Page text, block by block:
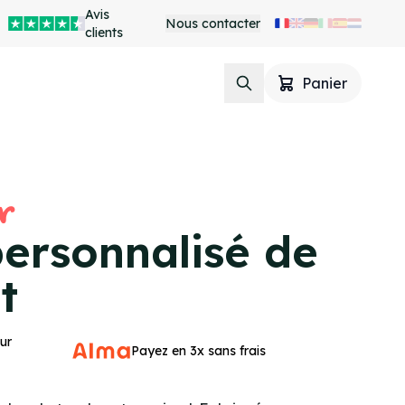
Avis
clients
Nous contacter
Panier
de
Payez en 3x sans frais